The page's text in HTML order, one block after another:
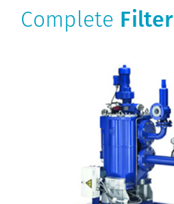
Complete